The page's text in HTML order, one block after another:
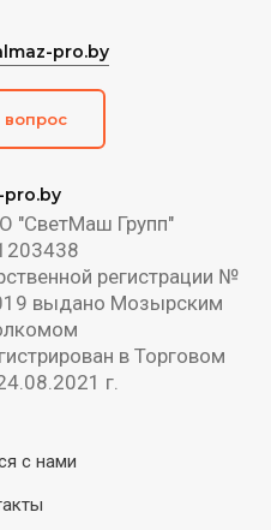
pro.by
"СветМаш Групп"
регистрации №
выдано Мозырским
в Торговом
г.
pro.by
вопрос
с нами